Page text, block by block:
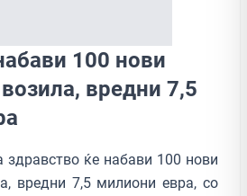
100 нови
вредни 7,5
здравство ќе набави 100 нови
вредни 7,5 милиони евра, со